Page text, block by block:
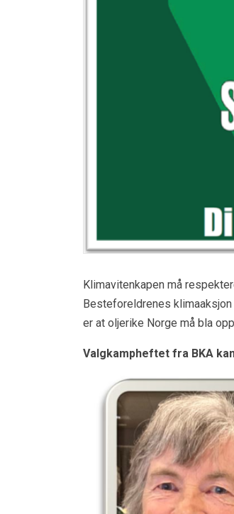
Klimavitenkapen må
Besteforeldrenes
er at oljerike Norge må bla
Valgkampheftet fra BKA